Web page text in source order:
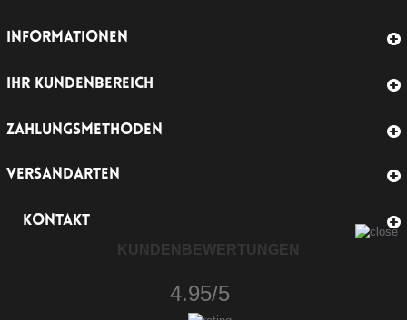
INFORMATIONEN
IHR KUNDENBEREICH
ZAHLUNGSMETHODEN
VERSANDARTEN
KONTAKT
KUNDENBEWERTUNGEN
4.95/5